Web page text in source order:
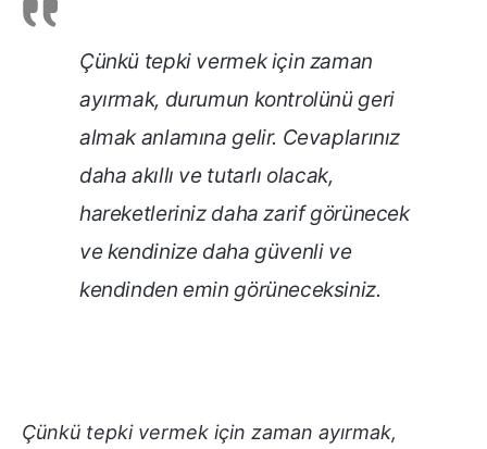
Çünkü tepki vermek için zaman
ayırmak, durumun kontrolünü geri
almak anlamına gelir. Cevaplarınız
daha akıllı ve tutarlı olacak,
hareketleriniz daha zarif görünecek
ve kendinize daha güvenli ve
kendinden emin görüneceksiniz.
Çünkü tepki vermek için zaman ayırmak,